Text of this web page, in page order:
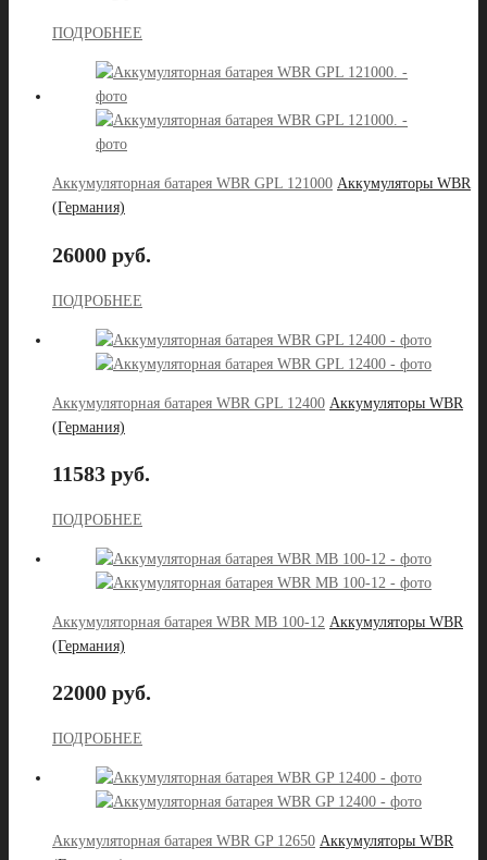
ПОДРОБНЕЕ
Аккумуляторная батарея WBR GPL 121000 Аккумуляторы WBR
(Германия)
26000 руб.
ПОДРОБНЕЕ
Аккумуляторная батарея WBR GPL 12400 Аккумуляторы WBR
(Германия)
11583 руб.
ПОДРОБНЕЕ
Аккумуляторная батарея WBR MB 100-12 Аккумуляторы WBR
(Германия)
22000 руб.
ПОДРОБНЕЕ
Аккумуляторная батарея WBR GP 12650 Аккумуляторы WBR